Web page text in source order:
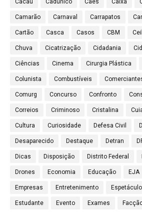
Camarão Carnaval Carrapatos
Cartão Casca Casos CBM
Chuva Cicatrização Cidadania
Ciências Cinema Cirurgia Plástica
Colunista Combustíveis
Comurg Concurso Confronto
Correios Criminoso Cristalina
Cultura Curiosidade Defesa Civil
Desaparecido Destaque Detran
Dicas Disposição Distrito Federal
Drones Economia Educação EJA
Empresas Entretenimento Espetáculo
Estudante Evento Exames